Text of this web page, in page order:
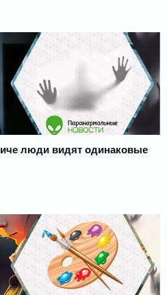
люди видят одинаковые